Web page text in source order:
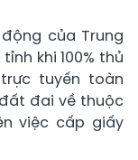
của Trung
khi 100% thủ
tuyến toàn
đai về thuộc
việc cấp giấy